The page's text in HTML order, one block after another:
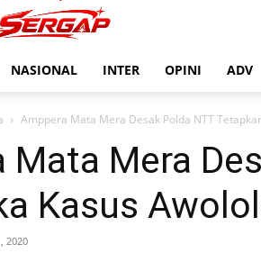
NASIONAL INTER OPINI ADV
Amppera Mata Mera Desak Polda NTT
Mata Mera
Kasus
2020